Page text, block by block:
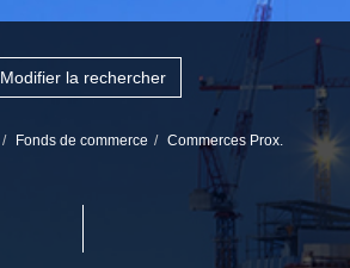
Modifier la rechercher
Fonds de commerce
Commerces Prox.